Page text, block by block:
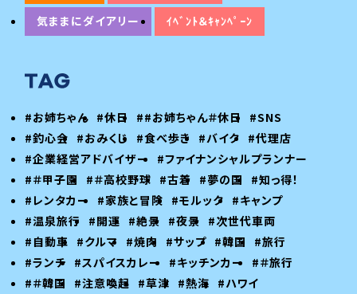
気ままにダイアリー
ｲﾍﾞﾝﾄ＆ｷｬﾝﾍﾟｰﾝ
#お姉ちゃん #休日 ##お姉ちゃん＃休日
#SNS
#釣心会 #おみくじ #食べ歩き #バイク #代理店
#企業経営アドバイザー
#ファイナンシャルプランナー
#＃甲子園
#＃高校野球 #古着 #夢の国
#知っ得！
#レンタカー
#家族と冒険 #モルック #キャンプ
#温泉旅行
#開運 #絶景 #夜景 #次世代車両
#自動車 #クルマ #焼肉 #サップ #韓国
#旅行
#ランチ #スパイスカレー #キッチンカー
#＃旅行
#＃韓国
#注意喚起 #草津 #熱海 #ハワイ